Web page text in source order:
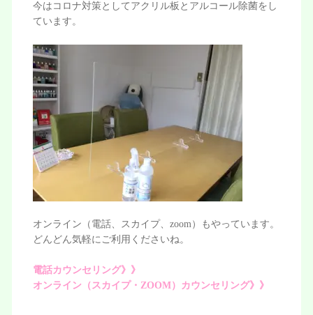
今はコロナ対策としてアクリル板とアルコール除菌をし
ています。
オンライン（電話、スカイプ、zoom）もやっています。
どんどん気軽にご利用くださいね。
電話カウンセリング》》
オンライン（スカイプ・ZOOM）カウンセリング》》